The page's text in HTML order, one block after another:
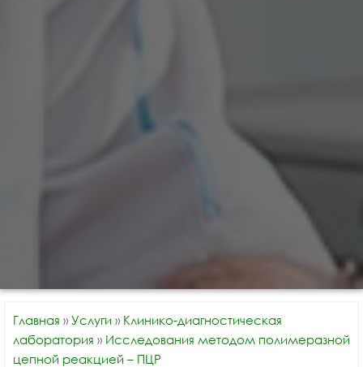
Главная » Услуги » Клинико-диагностическая
лаборатория » Исследования методом полимеразной
цепной реакцией – ПЦР